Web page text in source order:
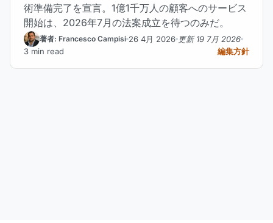
術準備完了を宣言。1億1千万人の顧客へのサービス
開始は、2026年7月の法案成立を待つのみだ。
著者: Francesco Campisi 26 4月 2026 更新 19 7月 2026
3 min read
編集方針